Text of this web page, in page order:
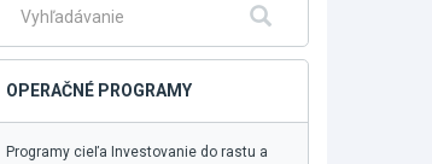
Fulltextové
OPERAČNÉ PROGRAMY
Programy cieľa Investovanie do rastu a